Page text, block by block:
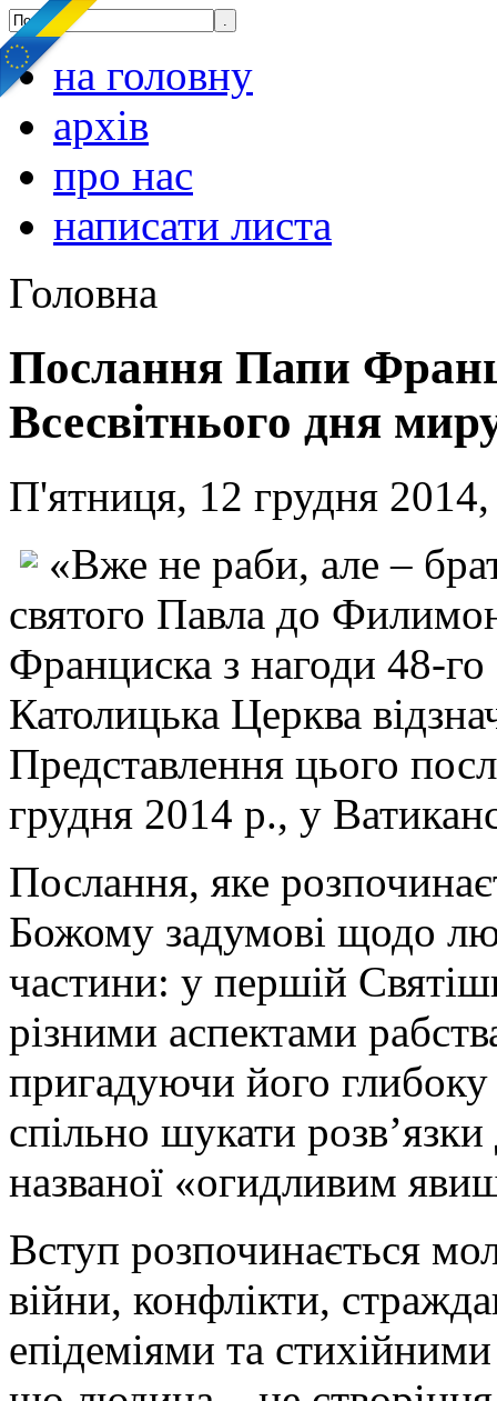
на головну
архів
про нас
написати листа
Головна
Послання Папи
Всесвітнього дня
П'ятниця, 12 грудня
«Вже не раби, але –
святого Павла до
Франциска з нагоди 48-
Католицька Церква
Представлення цього
грудня 2014 р., у
Послання, яке
Божому задумові щодо
частини: у першій
різними аспектами
пригадуючи його
спільно шукати
названої «огидливим
Вступ розпочинається
війни, конфлікти,
епідеміями та